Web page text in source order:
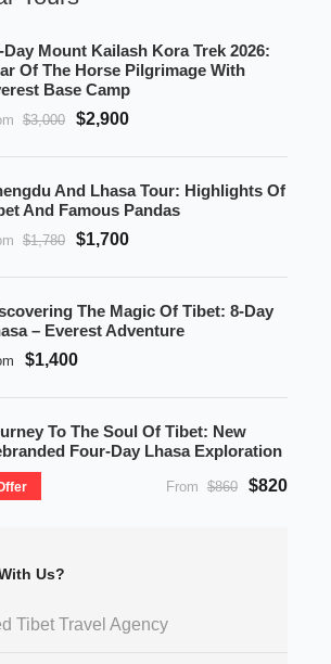
Day Mount Kailash Kora Trek 2026:
Of The Horse Pilgrimage With
Base Camp
$3,000 $2,900
And Lhasa Tour: Highlights Of
And Famous Pandas
$1,780 $1,700
The Magic Of Tibet: 8-Day
– Everest Adventure
$1,400
To The Soul Of Tibet: New
Four-Day Lhasa Exploration
From $860 $820
Us?
Tibet Travel Agency